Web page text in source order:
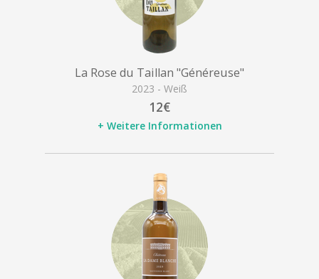
La Rose du Taillan "Généreuse"
2023 - Weiß
12€
+ Weitere Informationen